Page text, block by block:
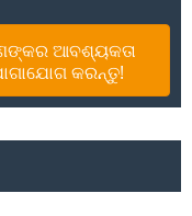
ଆବଶ୍ୟକତା
କରନ୍ତୁ!